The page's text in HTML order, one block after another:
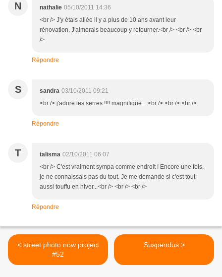
N nathalie 05/10/2011 14:36
<br /> J'y étais allée il y a plus de 10 ans avant leur
rénovation. J'aimerais beaucoup y retourner.<br /> <br /> <br
/>
Répondre
S sandra 03/10/2011 09:21
<br /> j'adore les serres !!!! magnifique ...<br /> <br /> <br />
Répondre
T talisma 02/10/2011 06:07
<br /> C'est vraiment sympa comme endroit ! Encore une fois,
je ne connaissais pas du tout. Je me demande si c'est tout
aussi touffu en hiver...<br /> <br /> <br />
Répondre
< street photo now project
#52
Suspendus >